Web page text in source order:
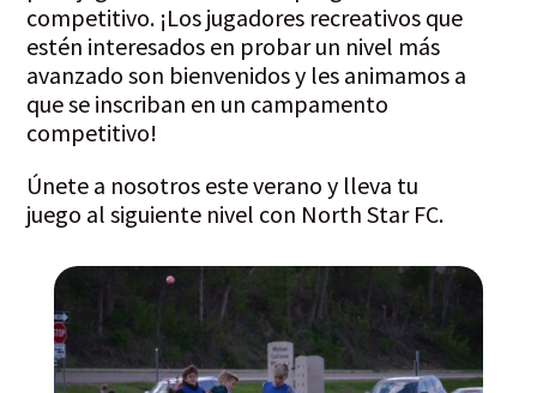
competitivo. ¡Los jugadores recreativos que
estén interesados en probar un nivel más
avanzado son bienvenidos y les animamos a
que se inscriban en un campamento
competitivo!
Únete a nosotros este verano y lleva tu
juego al siguiente nivel con North Star FC.